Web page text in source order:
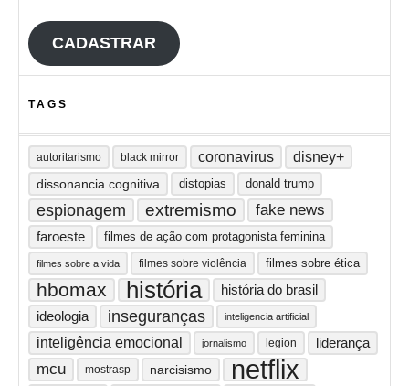
CADASTRAR
TAGS
autoritarismo black mirror coronavirus disney+
dissonancia cognitiva distopias donald trump
espionagem extremismo fake news
faroeste filmes de ação com protagonista feminina
filmes sobre a vida filmes sobre violência filmes sobre ética
hbomax história história do brasil
ideologia inseguranças inteligencia artificial
inteligência emocional jornalismo legion liderança
mcu mostrasp narcisismo netflix